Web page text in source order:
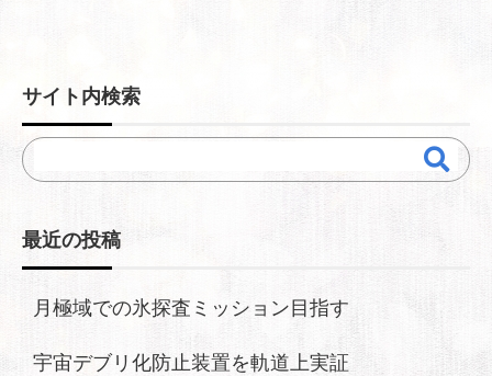
サイト内検索
最近の投稿
月極域での氷探査ミッション目指す
宇宙デブリ化防止装置を軌道上実証